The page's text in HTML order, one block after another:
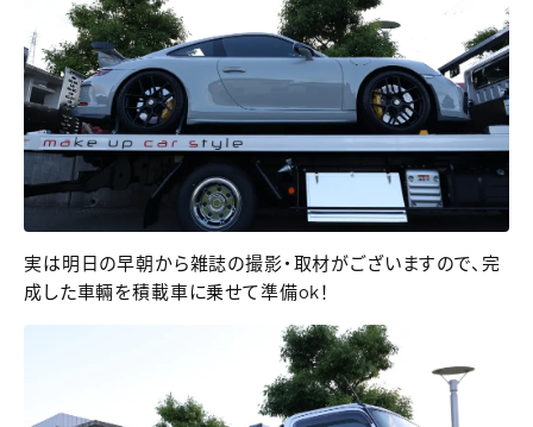
実は明日の早朝から雑誌の撮影・取材がございますので、完
成した車輛を積載車に乗せて準備ok！